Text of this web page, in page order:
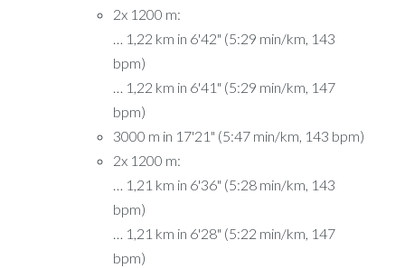
2x 1200 m:
… 1,22 km in 6'42" (5:29 min/km, 143
bpm)
… 1,22 km in 6'41" (5:29 min/km, 147
bpm)
3000 m in 17'21" (5:47 min/km, 143 bpm)
2x 1200 m:
… 1,21 km in 6'36" (5:28 min/km, 143
bpm)
… 1,21 km in 6'28" (5:22 min/km, 147
bpm)